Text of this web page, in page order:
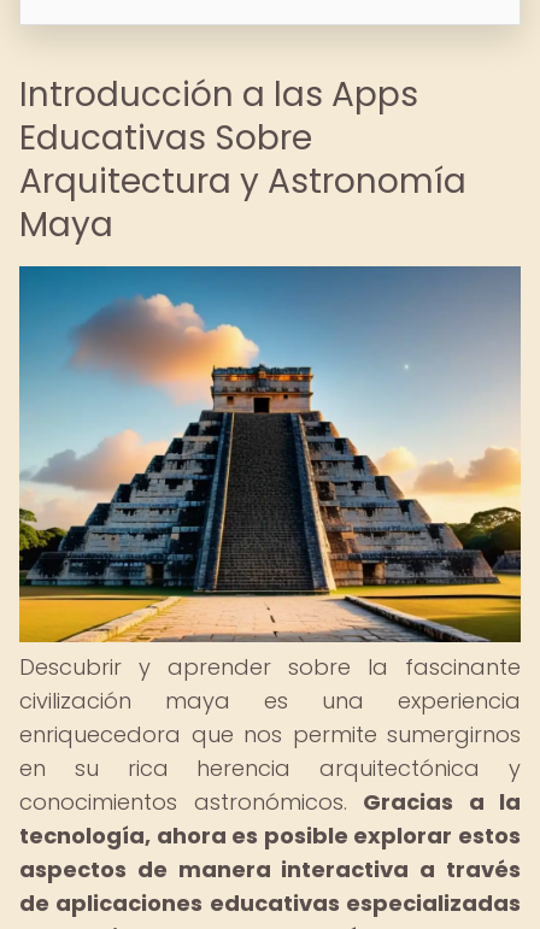
Introducción a las Apps
Educativas Sobre
Arquitectura y Astronomía
Maya
Descubrir y aprender sobre la fascinante
civilización maya es una experiencia
enriquecedora que nos permite sumergirnos
en su rica herencia arquitectónica y
conocimientos astronómicos. Gracias a la
tecnología, ahora es posible explorar estos
aspectos de manera interactiva a través
de aplicaciones educativas especializadas